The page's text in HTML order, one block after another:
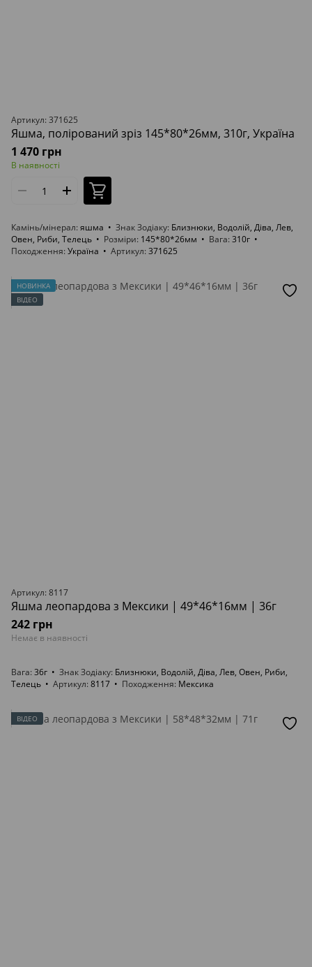
Артикул: 371625
Яшма, полірований зріз 145*80*26мм, 310г, Україна
1 470 грн
В наявності
Камінь/мінерал яшма Знак Зодіаку Близнюки, Водолій, Діва, Лев,
Овен, Риби, Телець
Розміри 145*80*26мм Вага 310г
Походження Україна Артикул 371625
НОВИНКА
ВІДЕО
Артикул: 8117
Яшма леопардова з Мексики | 49*46*16мм | 36г
242 грн
Немає в наявності
Вага 36г Знак Зодіаку Близнюки, Водолій, Діва, Лев, Овен, Риби,
Телець
Артикул 8117 Походження Мексика
ВІДЕО